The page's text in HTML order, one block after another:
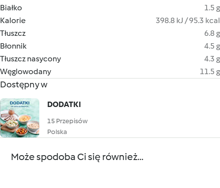
Białko
1.5 g
Kalorie
398.8 kJ / 95.3 kcal
Tłuszcz
6.8 g
Błonnik
4.5 g
Tłuszcz nasycony
4.3 g
Węglowodany
11.5 g
Dostępny w
DODATKI
15 Przepisów
Polska
Może spodoba Ci się również...